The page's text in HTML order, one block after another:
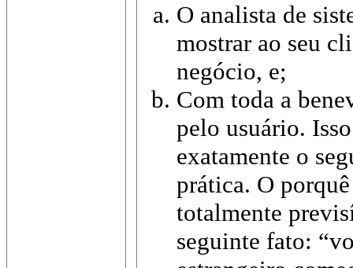
O analista de
mostrar ao seu
negócio, e;
Com toda a
pelo usuário.
exatamente o
prática. O
totalmente
seguinte fato: